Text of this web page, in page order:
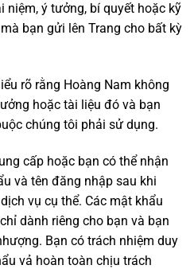
niệm, ý tưởng, bí quyết hoặc kỹ
bạn gửi lên Trang cho bất kỳ
rõ rằng Hoàng Nam không
hoặc tài liệu đó và bạn
chúng tôi phải sử dụng.
cấp hoặc bạn có thể nhận
và tên đăng nhập sau khi
vụ cụ thể. Các mật khẩu
dành riêng cho bạn và bạn
Bạn có trách nhiệm duy
vả hoàn toàn chịu trách